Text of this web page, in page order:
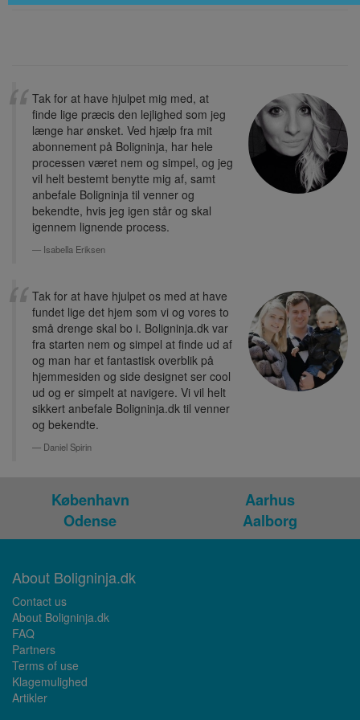
Tak for at have hjulpet mig med, at
finde lige præcis den lejlighed som jeg
længe har ønsket. Ved hjælp fra mit
abonnement på Boligninja, har hele
processen været nem og simpel, og jeg
vil helt bestemt benytte mig af, samt
anbefale Boligninja til venner og
bekendte, hvis jeg igen står og skal
igennem lignende process.
Isabella Eriksen
Tak for at have hjulpet os med at have
fundet lige det hjem som vi og vores to
små drenge skal bo i. Boligninja.dk var
fra starten nem og simpel at finde ud af
og man har et fantastisk overblik på
hjemmesiden og side designet ser cool
ud og er simpelt at navigere. Vi vil helt
sikkert anbefale Boligninja.dk til venner
og bekendte.
Daniel Spirin
København
Aarhus
Odense
Aalborg
About Boligninja.dk
Contact us
About Boligninja.dk
FAQ
Partners
Terms of use
Klagemulighed
Artikler